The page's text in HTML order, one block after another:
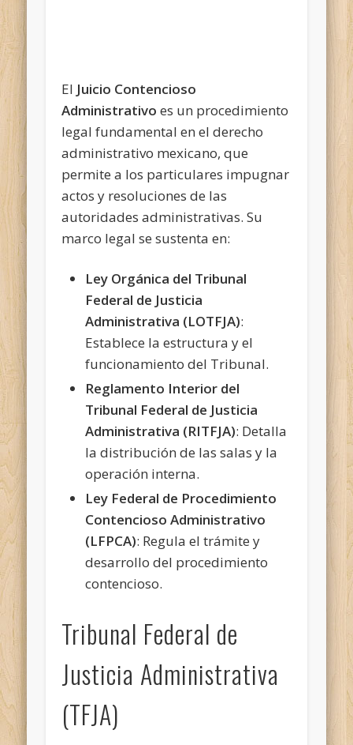
El Juicio Contencioso
Administrativo es un procedimiento
legal fundamental en el derecho
administrativo mexicano, que
permite a los particulares impugnar
actos y resoluciones de las
autoridades administrativas. Su
marco legal se sustenta en:
Ley Orgánica del Tribunal
Federal de Justicia
Administrativa (LOTFJA):
Establece la estructura y el
funcionamiento del Tribunal.
Reglamento Interior del
Tribunal Federal de Justicia
Administrativa (RITFJA): Detalla
la distribución de las salas y la
operación interna.
Ley Federal de Procedimiento
Contencioso Administrativo
(LFPCA): Regula el trámite y
desarrollo del procedimiento
contencioso.
Tribunal Federal de
Justicia Administrativa
(TFJA)